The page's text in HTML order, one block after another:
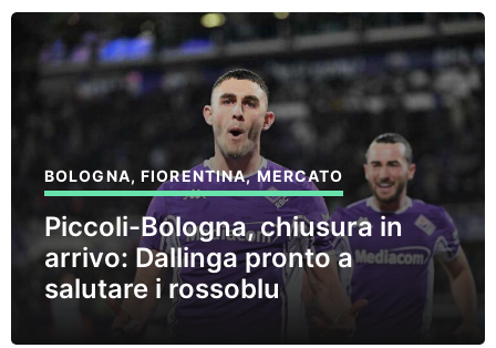
BOLOGNA,FIORENTINA,MERCATO
Piccoli-Bologna, chiusura in
arrivo: Dallinga pronto a
salutare i rossoblu